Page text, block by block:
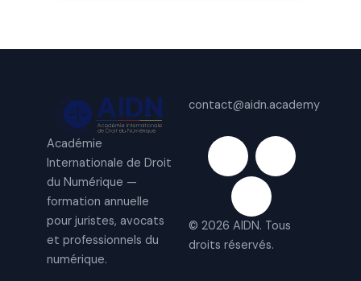
Académie
Internationale de Droit
du Numérique —
formation annuelle
pour juristes, avocats
et professionnels du
numérique.
contact@aidn.academy
L
n
k
e
d
I
a
W
h
a
s
a
© 2026 AIDN. Tous
droits réservés.